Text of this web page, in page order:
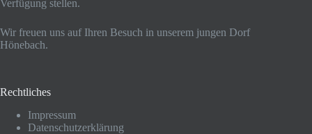
Verfügung stellen.
Wir freuen uns auf Ihren Besuch in unserem jungen Dorf
Hönebach.
Rechtliches
Impressum
Datenschutzerklärung